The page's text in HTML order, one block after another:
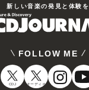
新しい⾳楽の発⾒と体験を
FOLLOW ME
CDJ オーディオ